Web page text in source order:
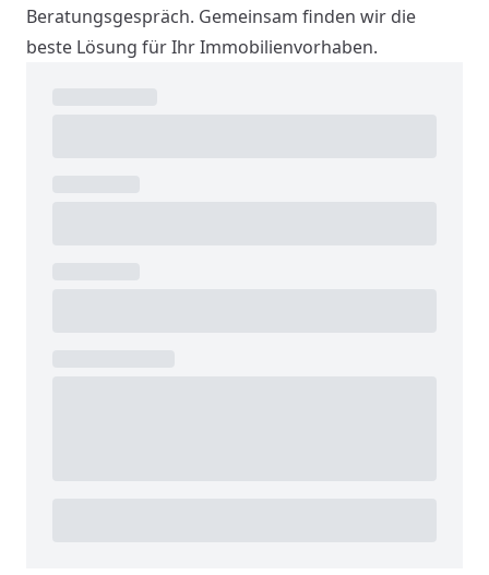
Beratungsgespräch. Gemeinsam finden wir die
beste Lösung für Ihr Immobilienvorhaben.